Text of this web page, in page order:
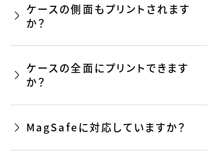
ケースの側面もプリントされます
か？
ケースの全面にプリントできます
か？
MagSafeに対応していますか？